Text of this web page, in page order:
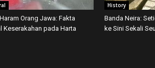
Orang Jawa: Fakta
Keserakahan pada Harta
History
Banda Neira:
ke Sini Sekali